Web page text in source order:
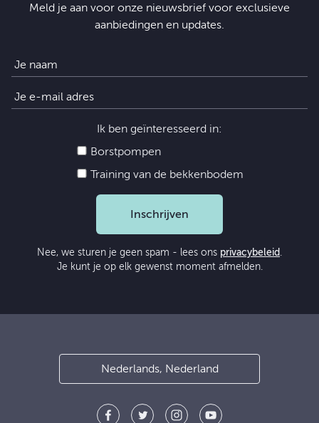
Meld je aan voor onze nieuwsbrief voor exclusieve
aanbiedingen en updates.
Ik ben geïnteresseerd in:
Borstpompen
Training van de bekkenbodem
Inschrijven
Nee, we sturen je geen spam - lees ons privacybeleid .
Je kunt je op elk gewenst moment afmelden.
Nederlands, Nederland